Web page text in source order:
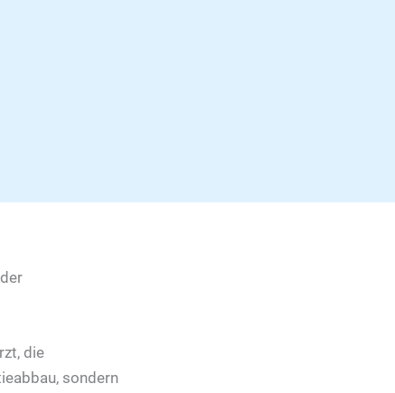
die
sondern